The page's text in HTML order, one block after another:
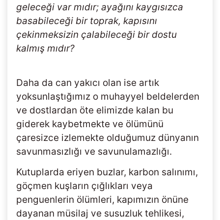
geleceği var mıdır; ayağını kaygısızca
basabileceği bir toprak, kapısını
çekinmeksizin çalabileceği bir dostu
kalmış mıdır?
Daha da can yakıcı olan ise artık
yoksunlaştığımız o muhayyel beldelerden
ve dostlardan öte elimizde kalan bu
giderek kaybetmekte ve ölümünü
çaresizce izlemekte olduğumuz dünyanın
savunmasızlığı ve savunulamazlığı.
Kutuplarda eriyen buzlar, karbon salınımı,
göçmen kuşların çığlıkları veya
penguenlerin ölümleri, kapımızın önüne
dayanan müsilaj ve susuzluk tehlikesi,